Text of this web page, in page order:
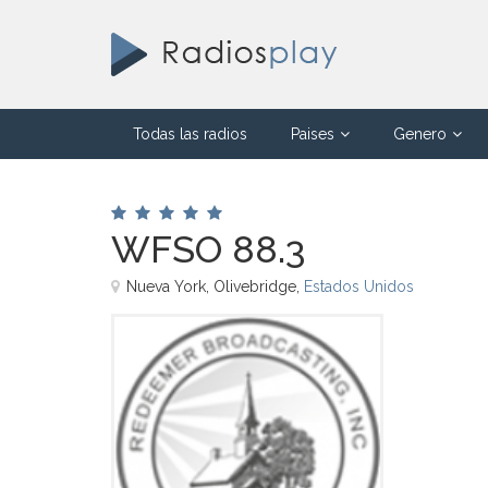
Todas las radios Paises Genero
WFSO 88.3
Nueva York, Olivebridge, Estados Unidos